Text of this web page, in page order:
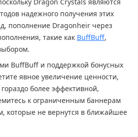
Dragon Crystals являются
надежного получения этих
пополнение Dragonheir через
такие как BuffBuff,
BuffBuff и поддержкой бонусных
явное увеличение ценности,
более эффективной,
к ограниченным баннерам
которые не вернутся в ближайшее